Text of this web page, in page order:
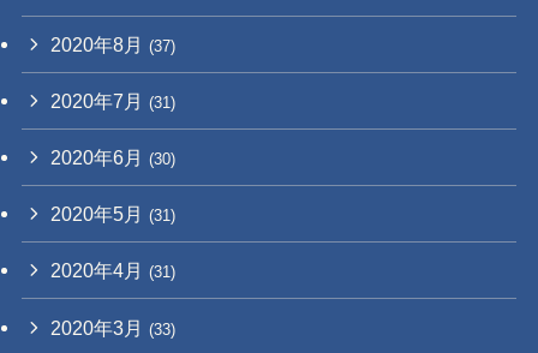
2020年8月 (37)
2020年7月 (31)
2020年6月 (30)
2020年5月 (31)
2020年4月 (31)
2020年3月 (33)